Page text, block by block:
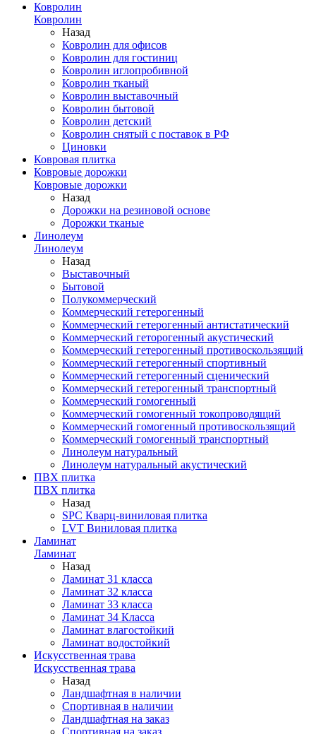
Ковролин
Ковролин
Назад
Ковролин для офисов
Ковролин для гостиниц
Ковролин иглопробивной
Ковролин тканый
Ковролин выставочный
Ковролин бытовой
Ковролин детский
Ковролин снятый с поставок в РФ
Циновки
Ковровая плитка
Ковровые дорожки
Ковровые дорожки
Назад
Дорожки на резиновой основе
Дорожки тканые
Линолеум
Линолеум
Назад
Выставочный
Бытовой
Полукоммерческий
Коммерческий гетерогенный
Коммерческий гетерогенный антистатический
Коммерческий геторогенный акустический
Коммерческий гетерогенный противоскользящий
Коммерческий гетерогенный спортивный
Коммерческий гетерогенный сценический
Коммерческий гетерогенный транспортный
Коммерческий гомогенный
Коммерческий гомогенный токопроводящий
Коммерческий гомогенный противоскользящий
Коммерческий гомогенный транспортный
Линолеум натуральный
Линолеум натуральный акустический
ПВХ плитка
ПВХ плитка
Назад
SPC Кварц-виниловая плитка
LVT Виниловая плитка
Ламинат
Ламинат
Назад
Ламинат 31 класса
Ламинат 32 класса
Ламинат 33 класса
Ламинат 34 Класса
Ламинат влагостойкий
Ламинат водостойкий
Искусственная трава
Искусственная трава
Назад
Ландшафтная в наличии
Спортивная в наличии
Ландшафтная на заказ
Спортивная на заказ